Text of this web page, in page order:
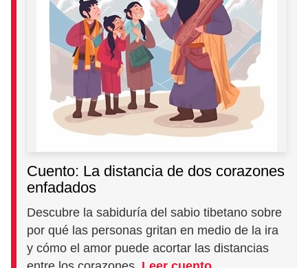
Cuento: La distancia de dos corazones
enfadados
Descubre la sabiduría del sabio tibetano sobre
por qué las personas gritan en medio de la ira
y cómo el amor puede acortar las distancias